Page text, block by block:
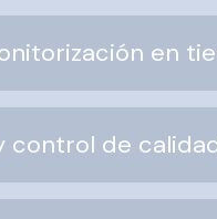
en
control de